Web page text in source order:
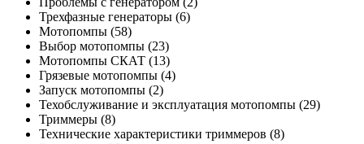
Трехфазные генераторы (6)
Мотопомпы (58)
Выбор мотопомпы (23)
Мотопомпы СКАТ (13)
Грязевые мотопомпы (4)
Запуск мотопомпы (2)
Техобслуживание и эксплуатация мотопомпы (29)
Триммеры (8)
Технические характеристики триммеров (8)